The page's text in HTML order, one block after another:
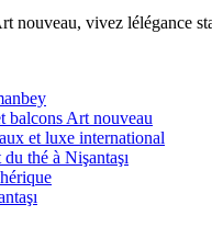
nouveau, vivez lélégance
balcons Art nouveau
et luxe international
thé à Nişantaşı